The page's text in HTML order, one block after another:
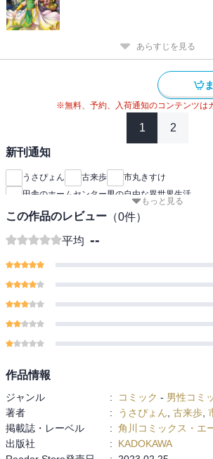
あらすじを見る
※無料、予約、入荷通知のコンテンツは
1 2
新刊通知
うさぴょん 古来歩
市丸きすけ
田舎のホームセンター男の自由な異世界生活
もっと見る
この作品のレビュー （0件）
平均 --
作品情報
ジャンル : コミック - 男性コミ
著者
: うさぴょん 古来歩
掲載誌・レーベル
: 角川コミックス・エ
出版社
:
KADOKAWA